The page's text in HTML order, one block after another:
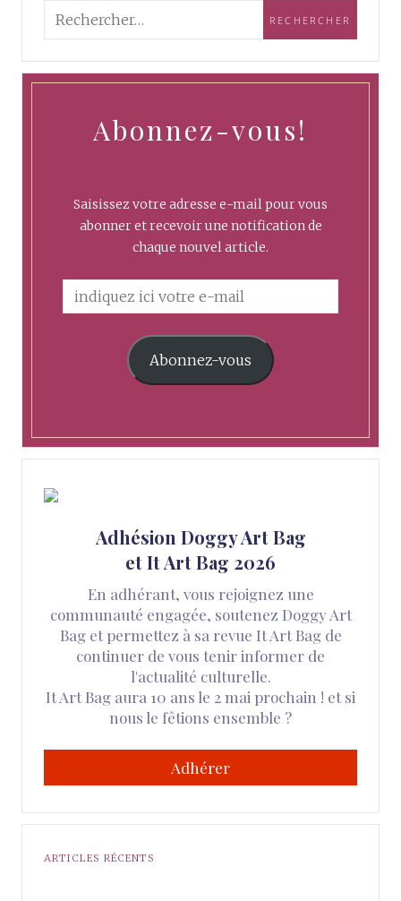
Abonnez-vous!
Saisissez votre adresse e-mail pour vous
abonner et recevoir une notification de
chaque nouvel article.
Abonnez-vous
Adhésion Doggy Art Bag
et It Art Bag 2026
En adhérant, vous rejoignez une
communauté engagée, soutenez Doggy Art
Bag et permettez à sa revue It Art Bag de
continuer de vous tenir informer de
l'actualité culturelle.
It Art Bag aura 10 ans le 2 mai prochain ! et si
nous le fêtions ensemble ?
Adhérer
ARTICLES RÉCENTS